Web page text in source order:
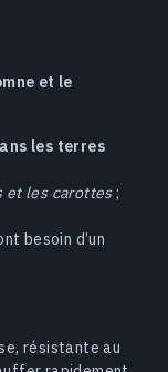
et le
les terres
et les carottes;
besoin d’un
résistante au